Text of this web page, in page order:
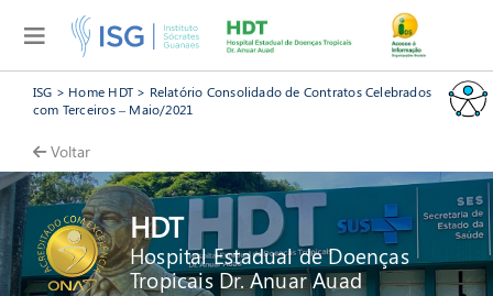
ISG > Home HDT> Relatório Consolidado de Contratos Celebrados
com Terceiros – Maio/2021
Voltar
HDT
Hospital Estadual de Doenças
Tropicais Dr. Anuar Auad